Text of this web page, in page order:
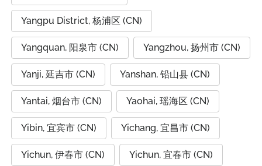
Yangpu District, 杨浦区 (CN)
Yangquan, 阳泉市 (CN) Yangzhou, 扬州市 (CN)
Yanji, 延吉市 (CN) Yanshan, 铅山县 (CN)
Yantai, 烟台市 (CN) Yaohai, 瑶海区 (CN)
Yibin, 宜宾市 (CN) Yichang, 宜昌市 (CN)
Yichun, 伊春市 (CN) Yichun, 宜春市 (CN)